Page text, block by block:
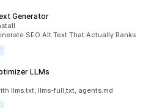
Generator
SEO Alt Text That Actually Ranks
LLMs
llms.txt, llms-full,txt, agents.md